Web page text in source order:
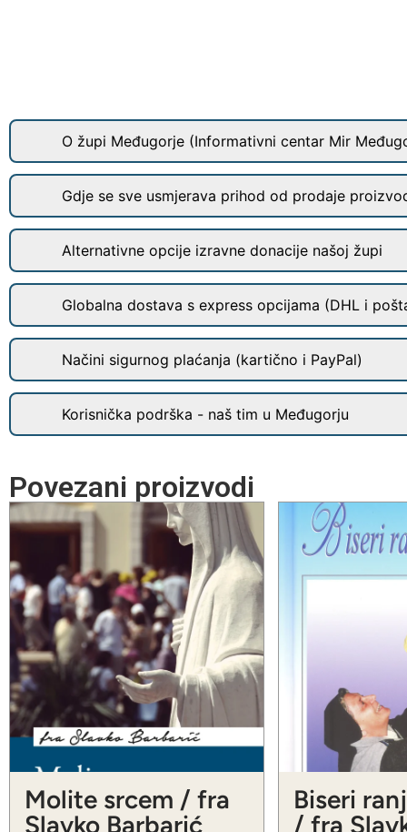
O župi Međugorje (Informativni centar Mir
Gdje se sve usmjerava prihod od prodaje
Alternativne opcije izravne donacije našoj župi
Globalna dostava s express opcijama (DHL i
Načini sigurnog plaćanja (kartično i PayPal)
Korisnička podrška - naš tim u Međugorju
Povezani proizvodi
Molite srcem / fra
Slavko Barbarić
Biseri
/ fra